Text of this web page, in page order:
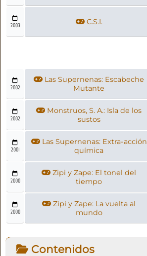
2003 C.S.I.
2002
Las Supernenas: Escabeche
Mutante
2002
Monstruos, S. A.: Isla de los
sustos
2001
Las Supernenas: Extra-acción
química
2000
Zipi y Zape: El tonel del
tiempo
2000
Zipi y Zape: La vuelta al
mundo
Contenidos